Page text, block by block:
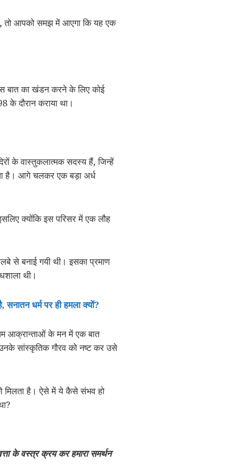
तो आपको समझ में आएगा कि यह एक
बात का खंडन करने के लिए कोई
के दौरान कराया था।
के वास्‍तुकलात्‍मक सदस्‍य हैं, जिन्‍हें
है। आगे चलकर एक बड़ा अर्ध
क्योंकि इस परिसर में एक लौह
से बनाई गयी थी। इसका प्रमाण
थी।
धर्म पर ही हमला क्यों?
आक्रान्ताओं के मन में एक बात
सांस्कृतिक गौरव को नष्ट कर उसे
मिलता है। ऐसे में ये कैसे संभव हो
के वस्त्र क्रय कर हमारा समर्थन